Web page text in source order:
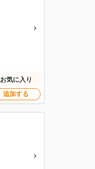
お気に入り
追加する